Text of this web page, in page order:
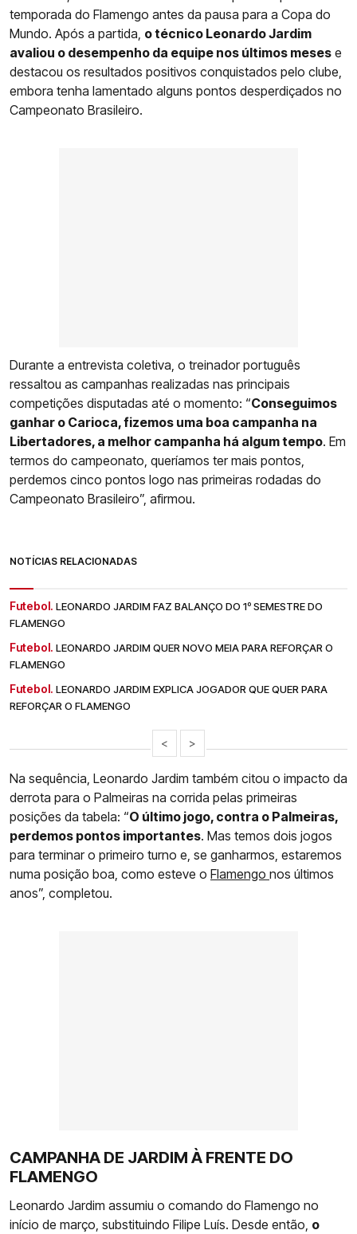
temporada do Flamengo antes da pausa para a Copa do
Mundo. Após a partida, o técnico Leonardo Jardim
avaliou o desempenho da equipe nos últimos meses e
destacou os resultados positivos conquistados pelo clube,
embora tenha lamentado alguns pontos desperdiçados no
Campeonato Brasileiro.
Durante a entrevista coletiva, o treinador português
ressaltou as campanhas realizadas nas principais
competições disputadas até o momento: “Conseguimos
ganhar o Carioca, fizemos uma boa campanha na
Libertadores, a melhor campanha há algum tempo. Em
termos do campeonato, queríamos ter mais pontos,
perdemos cinco pontos logo nas primeiras rodadas do
Campeonato Brasileiro”, afirmou.
NOTÍCIAS RELACIONADAS
Futebol. LEONARDO JARDIM FAZ BALANÇO DO 1º SEMESTRE DO
FLAMENGO
Futebol. LEONARDO JARDIM QUER NOVO MEIA PARA REFORÇAR O
FLAMENGO
Futebol. LEONARDO JARDIM EXPLICA JOGADOR QUE QUER PARA
REFORÇAR O FLAMENGO
< >
Na sequência, Leonardo Jardim também citou o impacto da
derrota para o Palmeiras na corrida pelas primeiras
posições da tabela: “O último jogo, contra o Palmeiras,
perdemos pontos importantes. Mas temos dois jogos
para terminar o primeiro turno e, se ganharmos, estaremos
numa posição boa, como esteve o Flamengo nos últimos
anos”, completou.
CAMPANHA DE JARDIM À FRENTE DO
FLAMENGO
Leonardo Jardim assumiu o comando do Flamengo no
início de março, substituindo Filipe Luís. Desde então, o